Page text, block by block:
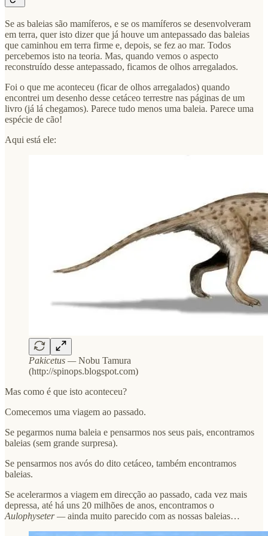
Se as baleias são mamíferos, e se os mamíferos se desenvolveram
em terra, quer isto dizer que já houve um antepassado das baleias
que caminhou em terra firme e, depois, se fez ao mar. Todos
percebemos isto na teoria. Mas, quando vemos o aspecto
reconstruído desse antepassado, ficamos de olhos arregalados.
Foi o que me aconteceu (ficar de olhos arregalados) quando
encontrei um desenho desse cetáceo terrestre nas páginas de um
livro (já lá chegamos). Parece tudo menos uma baleia. Parece uma
espécie de cão!
Aqui está ele:
Pakicetus —Nobu Tamura
(http://spinops.blogspot.com)
Mas como é que isto aconteceu?
Comecemos uma viagem ao passado.
Se pegarmos numa baleia e pensarmos nos seus pais, encontramos
baleias (sem grande surpresa).
Se pensarmos nos avós do dito cetáceo, também encontramos
baleias.
Se acelerarmos a viagem em direcção ao passado, cada vez mais
depressa, até há uns 20 milhões de anos, encontramos o
Aulophyseter —ainda muito parecido com as nossas baleias…